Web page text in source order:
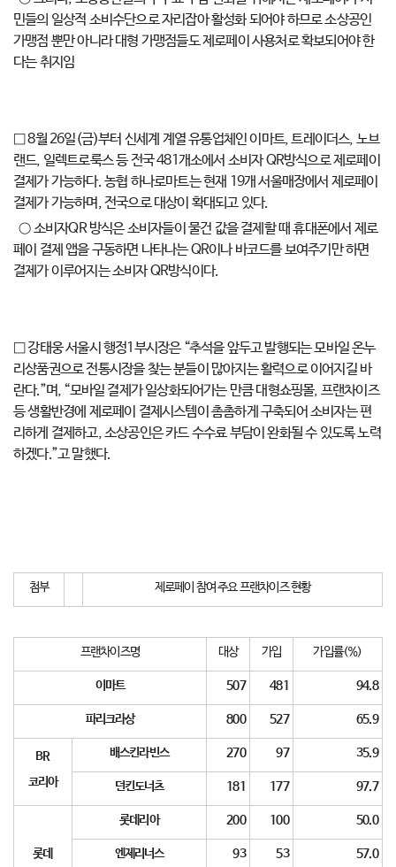
민들의 일상적 소비수단으로 자리잡아 활성화 되어야 하므로 소상공인
가맹점 뿐만 아니라 대형 가맹점들도 제로페이 사용처로 확보되어야 한
다는 취지임
□ 8월 26일(금)부터 신세계 계열 유통업체인 이마트, 트레이더스, 노브
랜드, 일렉트로룩스 등 전국 481개소에서 소비자 QR방식으로 제로페이
결제가 가능하다. 농협 하나로마트는 현재 19개 서울매장에서 제로페이
결제가 가능하며, 전국으로 대상이 확대되고 있다.
○ 소비자QR 방식은 소비자들이 물건 값을 결제할 때 휴대폰에서 제로
페이 결제 앱을 구동하면 나타나는 QR이나 바코드를 보여주기만 하면
결제가 이루어지는 소비자 QR방식이다.
□ 강태웅 서울시 행정1부시장은 “추석을 앞두고 발행되는 모바일 온누
리상품권으로 전통시장을 찾는 분들이 많아지는 활력으로 이어지길 바
란다.”며, “모바일 결제가 일상화되어가는 만큼 대형쇼핑몰, 프랜차이즈
등 생활반경에 제로페이 결제시스템이 촘촘하게 구축되어 소비자는 편
리하게 결제하고, 소상공인은 카드 수수료 부담이 완화될 수 있도록 노력
하겠다.”고 말했다.
첨부 제로페이 참여 주요 프랜차이즈 현황
프랜차이즈명 대상 가입 가입률(%)
이마트 507 481 94.8
파리크라상 800 527 65.9
BR
코리아
배스킨라빈스 270 97 35.9
던킨도너츠 181 177 97.7
롯데
롯데리아 200 100 50.0
엔제리너스 93 53 57.0